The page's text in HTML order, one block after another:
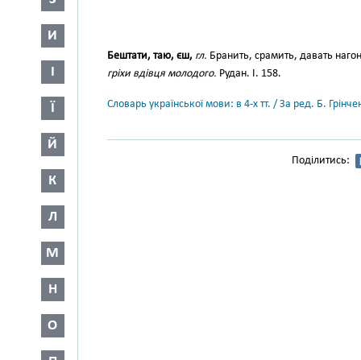
И
І
Ї
Й
К
Л
М
Н
О
Бештати, таю, єш, гл. Бранить, срамить, давать
гріхи вдівця молодого. Рудан. I. 158.
Словарь української мови: в 4-х тт. / За ред. Б.
Поділитись: